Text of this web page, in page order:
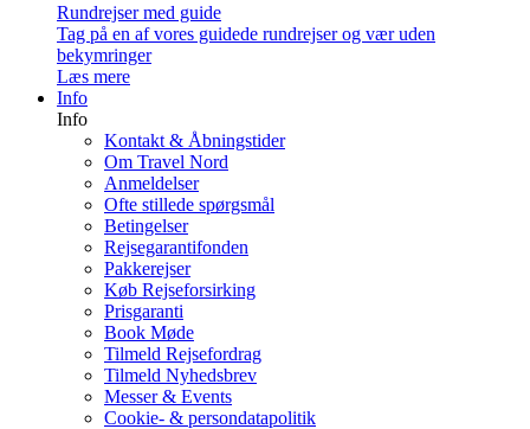
Rundrejser med guide
Tag på en af vores guidede rundrejser og vær uden
bekymringer
Læs mere
Info
Info
Kontakt & Åbningstider
Om Travel Nord
Anmeldelser
Ofte stillede spørgsmål
Betingelser
Rejsegarantifonden
Pakkerejser
Køb Rejseforsirking
Prisgaranti
Book Møde
Tilmeld Rejsefordrag
Tilmeld Nyhedsbrev
Messer & Events
Cookie- & persondatapolitik